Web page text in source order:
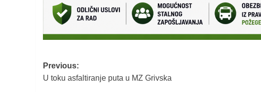
Post
navigation
Previous:
U toku asfaltiranje puta u MZ Grivska